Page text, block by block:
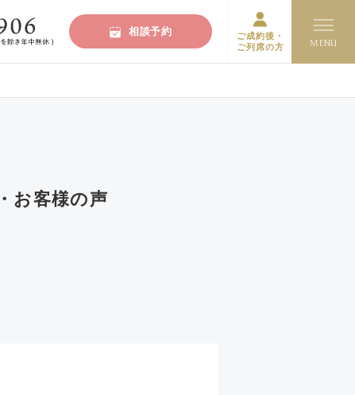
相談予約
ご成約後・
ご列席の方
お客様の声